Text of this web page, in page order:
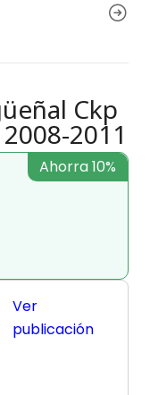
Ckp
2011
Ahorra 10%
Ver
publicación